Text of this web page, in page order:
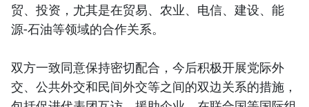
贸、投资，尤其是在贸易、农业、电信、建设、能
源-石油等领域的合作关系。
双方一致同意保持密切配合，今后积极开展党际外
交、公共外交和民间外交等之间的双边关系的措施，